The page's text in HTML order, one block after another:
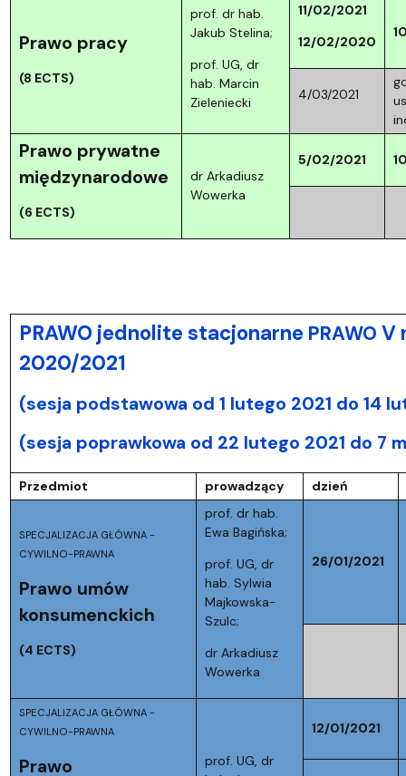
Prawo pracy
(8 ECTS)
prof. dr hab.
Jakub Stelina;
prof. UG, dr
hab. Marcin
Zieleniecki
11/02/2021
12/02/2020
4/03/2021
Prawo prywatne
międzynarodowe
(6 ECTS)
dr Arkadiusz
Wowerka
5/02/2021
PRAWO jednolite stacjonarne PRAWO V
2020/2021
(sesja podstawowa od 1 lutego 2021 do 14
(sesja poprawkowa od 22 lutego 2021 do 7
Przedmiot prowadzący dzień
SPECJALIZACJA GŁÓWNA -
CYWILNO-PRAWNA
Prawo umów
konsumenckich
(4 ECTS)
prof. dr hab.
Ewa Bagińska;
prof. UG, dr
hab. Sylwia
Majkowska-
Szulc;
dr Arkadiusz
Wowerka
26/01/2021
SPECJALIZACJA GŁÓWNA -
CYWILNO-PRAWNA
Prawo
prof. UG, dr
12/01/2021